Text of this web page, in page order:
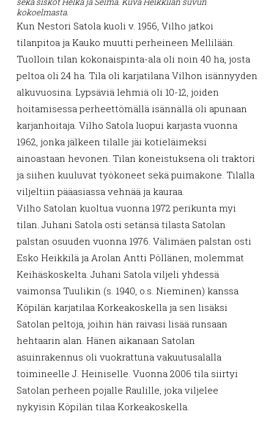
kokoelmasta.
Kun Nestori Satola kuoli v. 1956, Vilho jatkoi
tilanpitoa ja Kauko muutti perheineen Mellilään.
Tuolloin tilan kokonaispinta-ala oli noin 40 ha, josta
peltoa oli 24 ha. Tila oli karjatilana Vilhon isännyyden
alkuvuosina. Lypsäviä lehmiä oli 10-12, joiden
hoitamisessa perheettömällä isännällä oli apunaan
karjanhoitaja. Vilho Satola luopui karjasta vuonna
1962, jonka jälkeen tilalle jäi kotieläimeksi
ainoastaan hevonen. Tilan koneistuksena oli traktori
ja siihen kuuluvat työkoneet sekä puimakone. Tilalla
viljeltiin pääasiassa vehnää ja kauraa.
Vilho Satolan kuoltua vuonna 1972 perikunta myi
tilan. Juhani Satola osti setänsä tilasta Satolan
palstan osuuden vuonna 1976. Välimäen palstan osti
Esko Heikkilä ja Arolan Antti Pöllänen, molemmat
Keihäskoskelta. Juhani Satola viljeli yhdessä
vaimonsa Tuulikin (s. 1940, o.s. Nieminen) kanssa
Köpilän karjatilaa Korkeakoskella ja sen lisäksi
Satolan peltoja, joihin hän raivasi lisää runsaan
hehtaarin alan. Hänen aikanaan Satolan
asuinrakennus oli vuokrattuna vakuutusalalla
toimineelle J. Heiniselle. Vuonna 2006 tila siirtyi
Satolan perheen pojalle Raulille, joka viljelee
nykyisin Köpilän tilaa Korkeakoskella.